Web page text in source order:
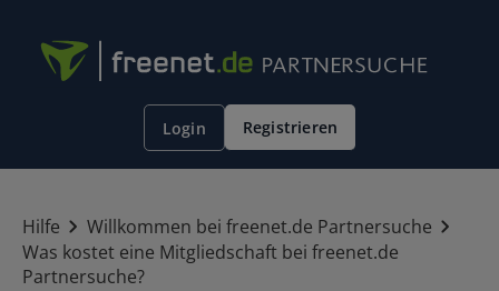
Login Registrieren
Hilfe
Willkommen bei freenet.de Partnersuche
Was kostet eine Mitgliedschaft bei freenet.de
Partnersuche?